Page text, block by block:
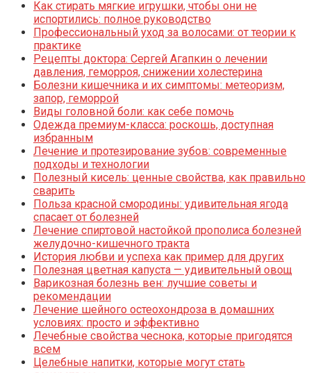
Как стирать мягкие игрушки, чтобы они не
испортились: полное руководство
Профессиональный уход за волосами: от теории к
практике
Рецепты доктора: Сергей Агапкин о лечении
давления, геморроя, снижении холестерина
Болезни кишечника и их симптомы: метеоризм,
запор, геморрой
Виды головной боли: как себе помочь
Одежда премиум-класса: роскошь, доступная
избранным
Лечение и протезирование зубов: современные
подходы и технологии
Полезный кисель: ценные свойства, как правильно
сварить
Польза красной смородины: удивительная ягода
спасает от болезней
Лечение спиртовой настойкой прополиса болезней
желудочно-кишечного тракта
История любви и успеха как пример для других
Полезная цветная капуста — удивительный овощ
Варикозная болезнь вен: лучшие советы и
рекомендации
Лечение шейного остеохондроза в домашних
условиях: просто и эффективно
Лечебные свойства чеснока, которые пригодятся
всем
Целебные напитки, которые могут стать